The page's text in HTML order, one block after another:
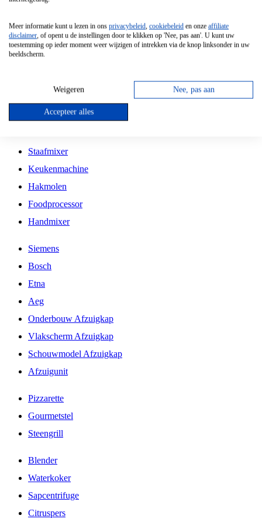
Vrijstaande Magnetron
Vrijstaande Kookplaat
Inbouw Gaskookplaat
Inbouw Keramische Kookplaat
Kookplaat Accessoires
Staafmixer
Keukenmachine
Hakmolen
Foodprocessor
Handmixer
Siemens
Bosch
Etna
Aeg
Onderbouw Afzuigkap
Vlakscherm Afzuigkap
Schouwmodel Afzuigkap
Afzuigunit
Pizzarette
Gourmetstel
Steengrill
Blender
Waterkoker
Sapcentrifuge
Citruspers
Meer informatie kunt u lezen in ons privacybeleid, cookiebeleid en onze affiliate
disclaimer, of opent u de instellingen door te klikken op 'Nee, pas aan'. U kunt uw
toestemming op ieder moment weer wijzigen of intrekken via de knop linksonder in uw
beeldscherm.
Weigeren Nee, pas aan
Accepteer alles